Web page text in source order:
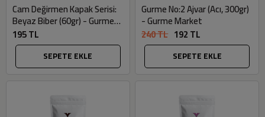
Cam Değirmen Kapak Serisi:
Beyaz Biber (60gr) - Gurme
Market
195 TL
SEPETE EKLE
Gurme No:2 Ajvar (Acı, 300gr)
- Gurme Market
240 TL 192 TL
SEPETE EKLE